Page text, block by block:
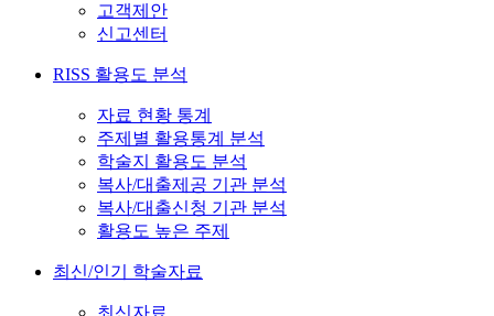
고객제안
신고센터
RISS 활용도 분석
자료 현황 통계
주제별 활용통계 분석
학술지 활용도 분석
복사/대출제공 기관 분석
복사/대출신청 기관 분석
활용도 높은 주제
최신/인기 학술자료
최신자료